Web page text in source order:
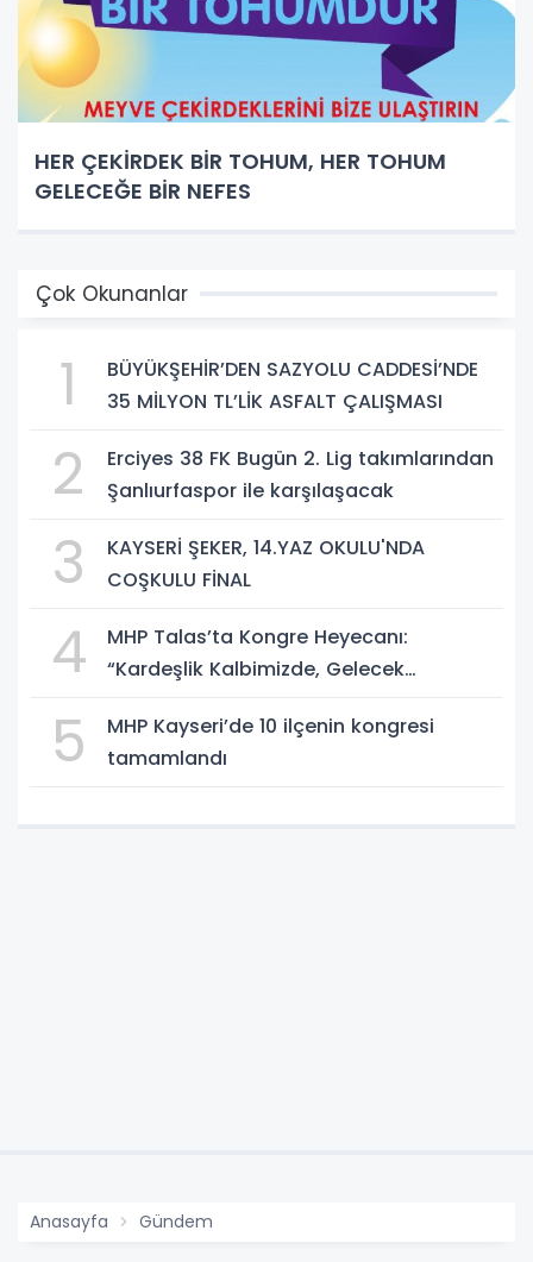
HER ÇEKİRDEK BİR TOHUM, HER TOHUM
GELECEĞE BİR NEFES
Çok Okunanlar
1
BÜYÜKŞEHİR’DEN SAZYOLU CADDESİ’NDE
35 MİLYON TL’LİK ASFALT ÇALIŞMASI
2
Erciyes 38 FK Bugün 2. Lig takımlarından
Şanlıurfaspor ile karşılaşacak
3
KAYSERİ ŞEKER, 14.YAZ OKULU'NDA
COŞKULU FİNAL
4
MHP Talas’ta Kongre Heyecanı:
“Kardeşlik Kalbimizde, Gelecek
5
MHP Kayseri’de 10 ilçenin kongresi
tamamlandı
Anasayfa Gündem